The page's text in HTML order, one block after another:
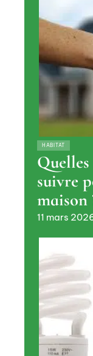
HABITAT
suivre
maison
11 mars